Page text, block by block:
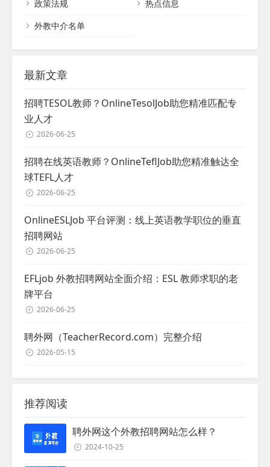
登记表的种类与获...
政策法规
热点信息
外教中介名单
最新文章
招聘TESOL教师？OnlineTesolJob助您精准匹配专
业人才
2026-06-25
招聘在线英语教师？OnlineTeflJob助您精准触达全
球TEFL人才
2026-06-25
OnlineESLJob 平台评测：线上英语教学职位的垂直
招聘网站
2026-06-25
EFLjob 外教招聘网站全面介绍：ESL 教师求职的老
牌平台
2026-06-25
聘外网（TeacherRecord.com）完整介绍
2026-05-15
推荐阅读
聘外网这个外教招聘网站怎么样？
2024-10-25